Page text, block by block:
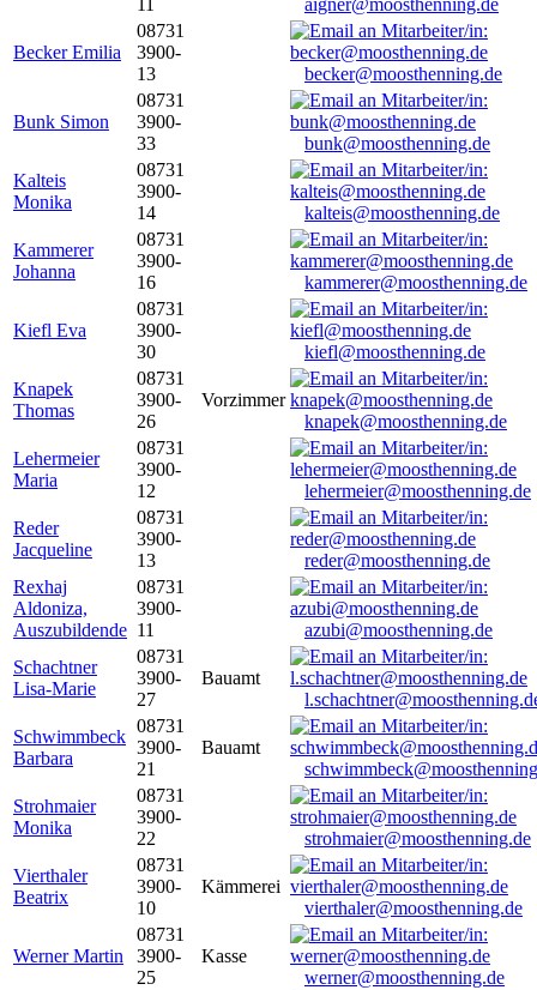
aigner@moosthenning.de
Becker Emilia
08731
3900-
13
becker@moosthenning.de
Bunk Simon
08731
3900-
33
bunk@moosthenning.de
Kalteis
Monika
08731
3900-
14
kalteis@moosthenning.de
Kammerer
Johanna
08731
3900-
16
kammerer@moosthenning.de
Kiefl Eva
08731
3900-
30
kiefl@moosthenning.de
Knapek
Thomas
08731
3900-
26
Vorzimmer
knapek@moosthenning.de
Lehermeier
Maria
08731
3900-
12
lehermeier@moosthenning.de
Reder
Jacqueline
08731
3900-
13
reder@moosthenning.de
Rexhaj
Aldoniza,
Auszubildende
08731
3900-
11
azubi@moosthenning.de
Schachtner
Lisa-Marie
08731
3900-
27
Bauamt
Schwimmbeck
Barbara
08731
3900-
21
Bauamt
Strohmaier
Monika
08731
3900-
22
strohmaier@moosthenning.de
Vierthaler
Beatrix
08731
3900-
10
Kämmerei
vierthaler@moosthenning.de
Werner Martin
08731
3900-
25
Kasse
werner@moosthenning.de